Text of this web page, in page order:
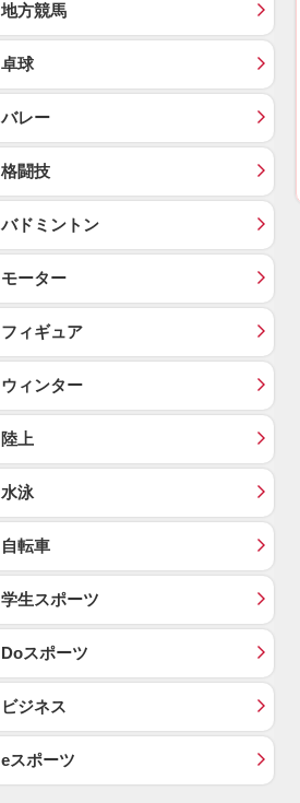
地方競馬
卓球
バレー
格闘技
バドミントン
モーター
フィギュア
ウィンター
陸上
水泳
自転車
学生スポーツ
Doスポーツ
ビジネス
eスポーツ